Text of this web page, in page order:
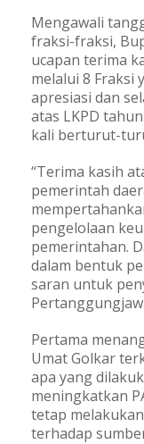
Mengawali
fraksi-fraksi,
ucapan terima
melalui 8 Fraksi
apresiasi dan
atas LKPD
kali berturut-
“Terima kasih
pemerintah
pengelolaan
pemerintahan.
dalam bentuk
saran untuk
Pertama
Umat Golkar
apa yang
meningkatkan
tetap
terhadap